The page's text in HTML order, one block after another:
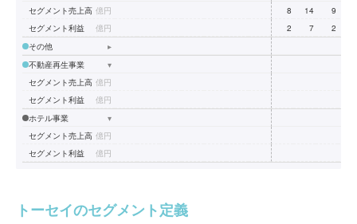
セグメント売上高 億円 8 14 9
セグメント利益
億円 2 7 2
その他
▸
不動産再生事業
▾
セグメント売上高 億円
セグメント利益
億円
ホテル事業
▾
セグメント売上高 億円
セグメント利益
億円
トーセイのセグメント定義